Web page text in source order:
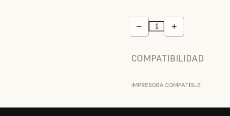
COMPATIBILIDAD
IMPRESORA COMPATIBLE